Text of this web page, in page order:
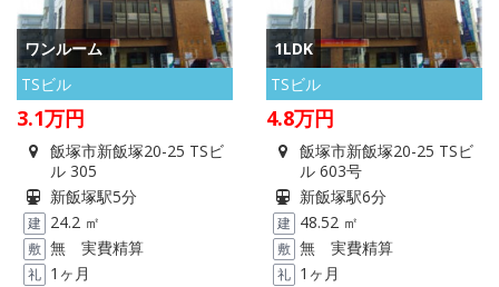
ワンルーム
TSビル
3.1万円
飯塚市新飯塚20-25 TSビ
ル 305
新飯塚駅5分
建 24.2 ㎡
敷 無 実費精算
礼 1ヶ月
1LDK
TSビル
4.8万円
飯塚市新飯塚20-25 TSビ
ル 603号
新飯塚駅6分
建 48.52 ㎡
敷 無 実費精算
礼 1ヶ月